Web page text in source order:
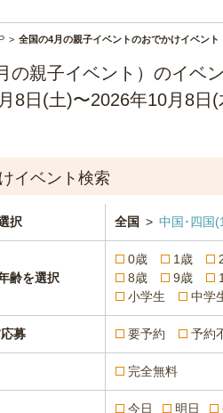
全国の4月の親子イベントのおでかけイベント
の親子イベント）のイベ
8日(土)〜2026年10月8日(
イベント検索
択 全国 > 中国･四国
齢を選択
0歳 1歳
8歳
9歳
小学生
中学
募 要予約 予約
完全無料
今日 明日